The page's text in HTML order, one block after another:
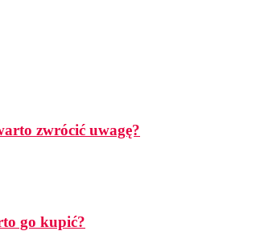
zwrócić uwagę?
go kupić?